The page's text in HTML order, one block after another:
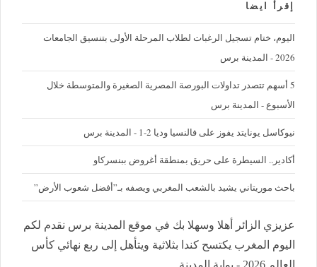
إقرأ ايضا
اليوم، ختام تسجيل الرغبات لطلاب المرحلة الأولى بتنسيق الجامعات
2026 - المدينة برس
5 أسهم تتصدر تداولات البورصة المصرية الصغيرة والمتوسطة خلال
الأسبوع - المدينة برس
نيوكاسل يونايتد يفوز على فالنسيا وديا 2-1 - المدينة برس
أكادير.. السيطرة على حريق بمنطقة أغروض ببنسركاو
باحث موريتاني يشيد بالشعب المغربي ويصفه بـ”أفضل شعوب الأرض”
عزيزي الزائر أهلا وسهلا بك في موقع المدينة برس نقدم لكم
اليوم المغرب يكتسح كندا بثلاثية ويتأهل إلى ربع نهائي كأس
العالم 2026 - بوابة المدينة